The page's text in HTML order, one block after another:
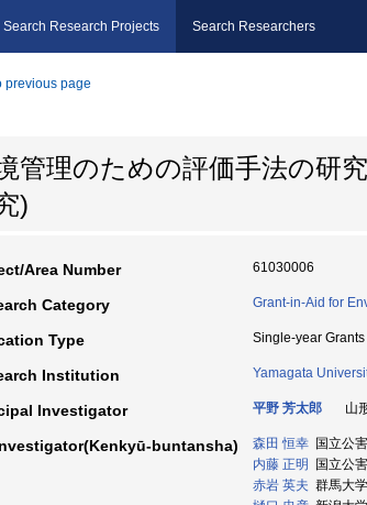
Search Research Projects Search Researchers
previous page
管理のための評価手法の研
)
Area Number 61030006
Category Grant-in-Aid for
Type Single-year Grants
Institution Yamagata
Investigator 平野 芳太郎 山
buntansha) 森田 恒幸 国立公
内藤 正明
国立公
赤岩 英夫 群馬大